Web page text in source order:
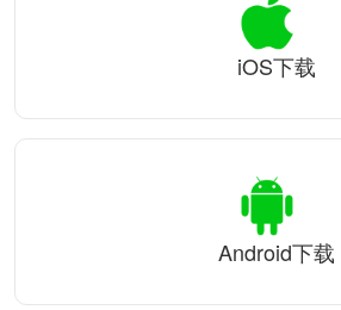
iOS下载
Android下载